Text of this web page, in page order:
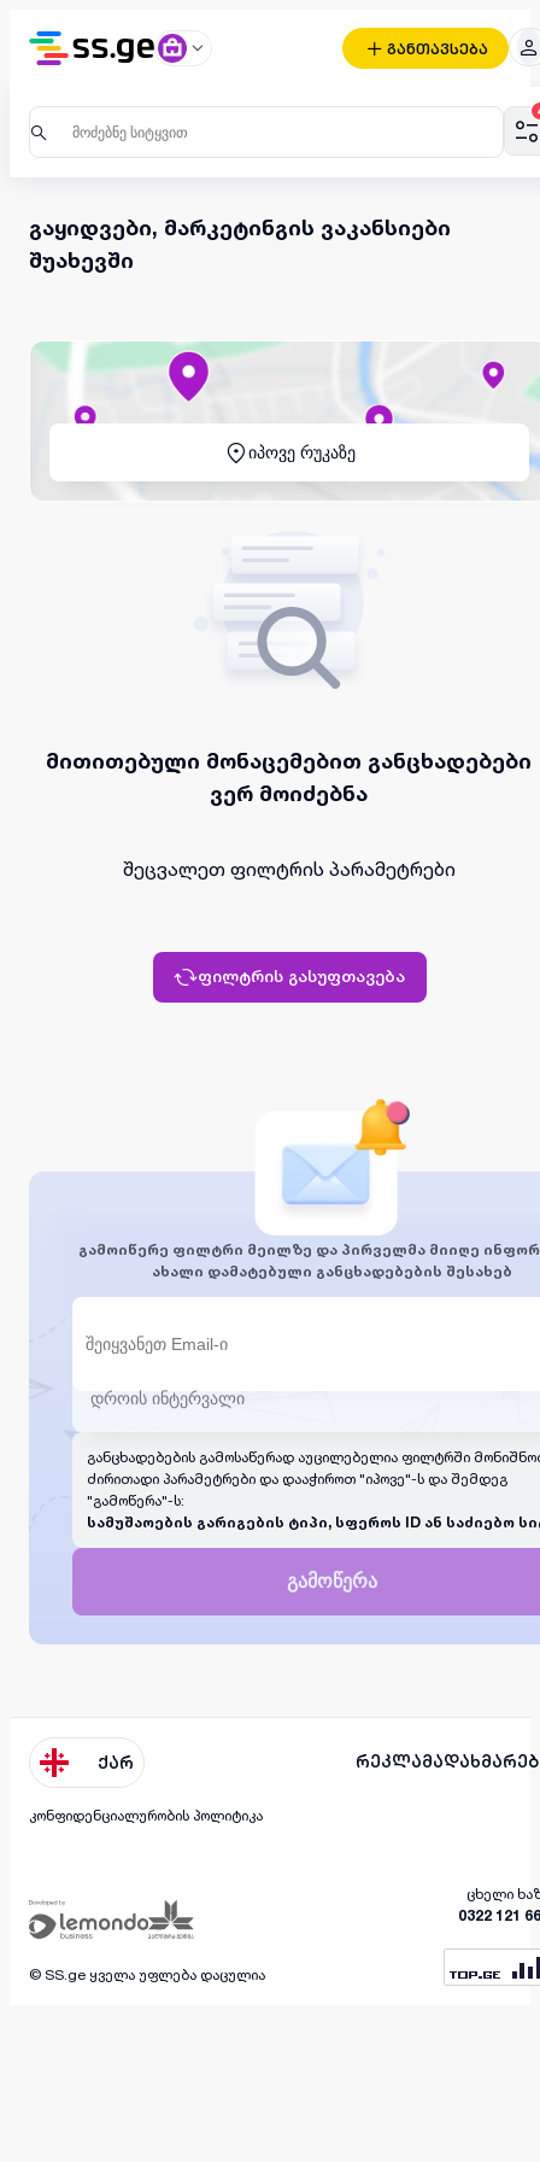
განთავსება
გაყიდვები, მარკეტინგის ვაკანსიები
შუახევში
იპოვე რუკაზე
მითითებული მონაცემებით განცხადებები
ვერ მოიძებნა
შეცვალეთ ფილტრის პარამეტრები
ფილტრის გასუფთავება
გამოიწერე ფილტრი მეილზე და პირველმა მიიღე
ახალი დამატებული განცხადებების შესახებ
განცხადებების გამოსაწერად აუცილებელია ფილტრში
ძირითადი პარამეტრები და დააჭიროთ "იპოვე"-ს და შემდეგ
"გამოწერა"-ს:
სამუშაოების გარიგების ტიპი, სფეროს ID ან საძიებო
გამოწერა
ქარ რეკლამა
კონფიდენციალურობის პოლიტიკა
ცხელი
0322 121
© SS.ge ყველა უფლება დაცულია